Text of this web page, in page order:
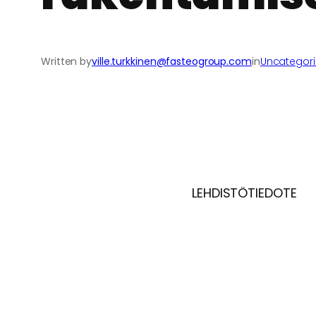
Written byville.turkkinen@fasteogroup.comin
LEHDISTÖTIEDOTE